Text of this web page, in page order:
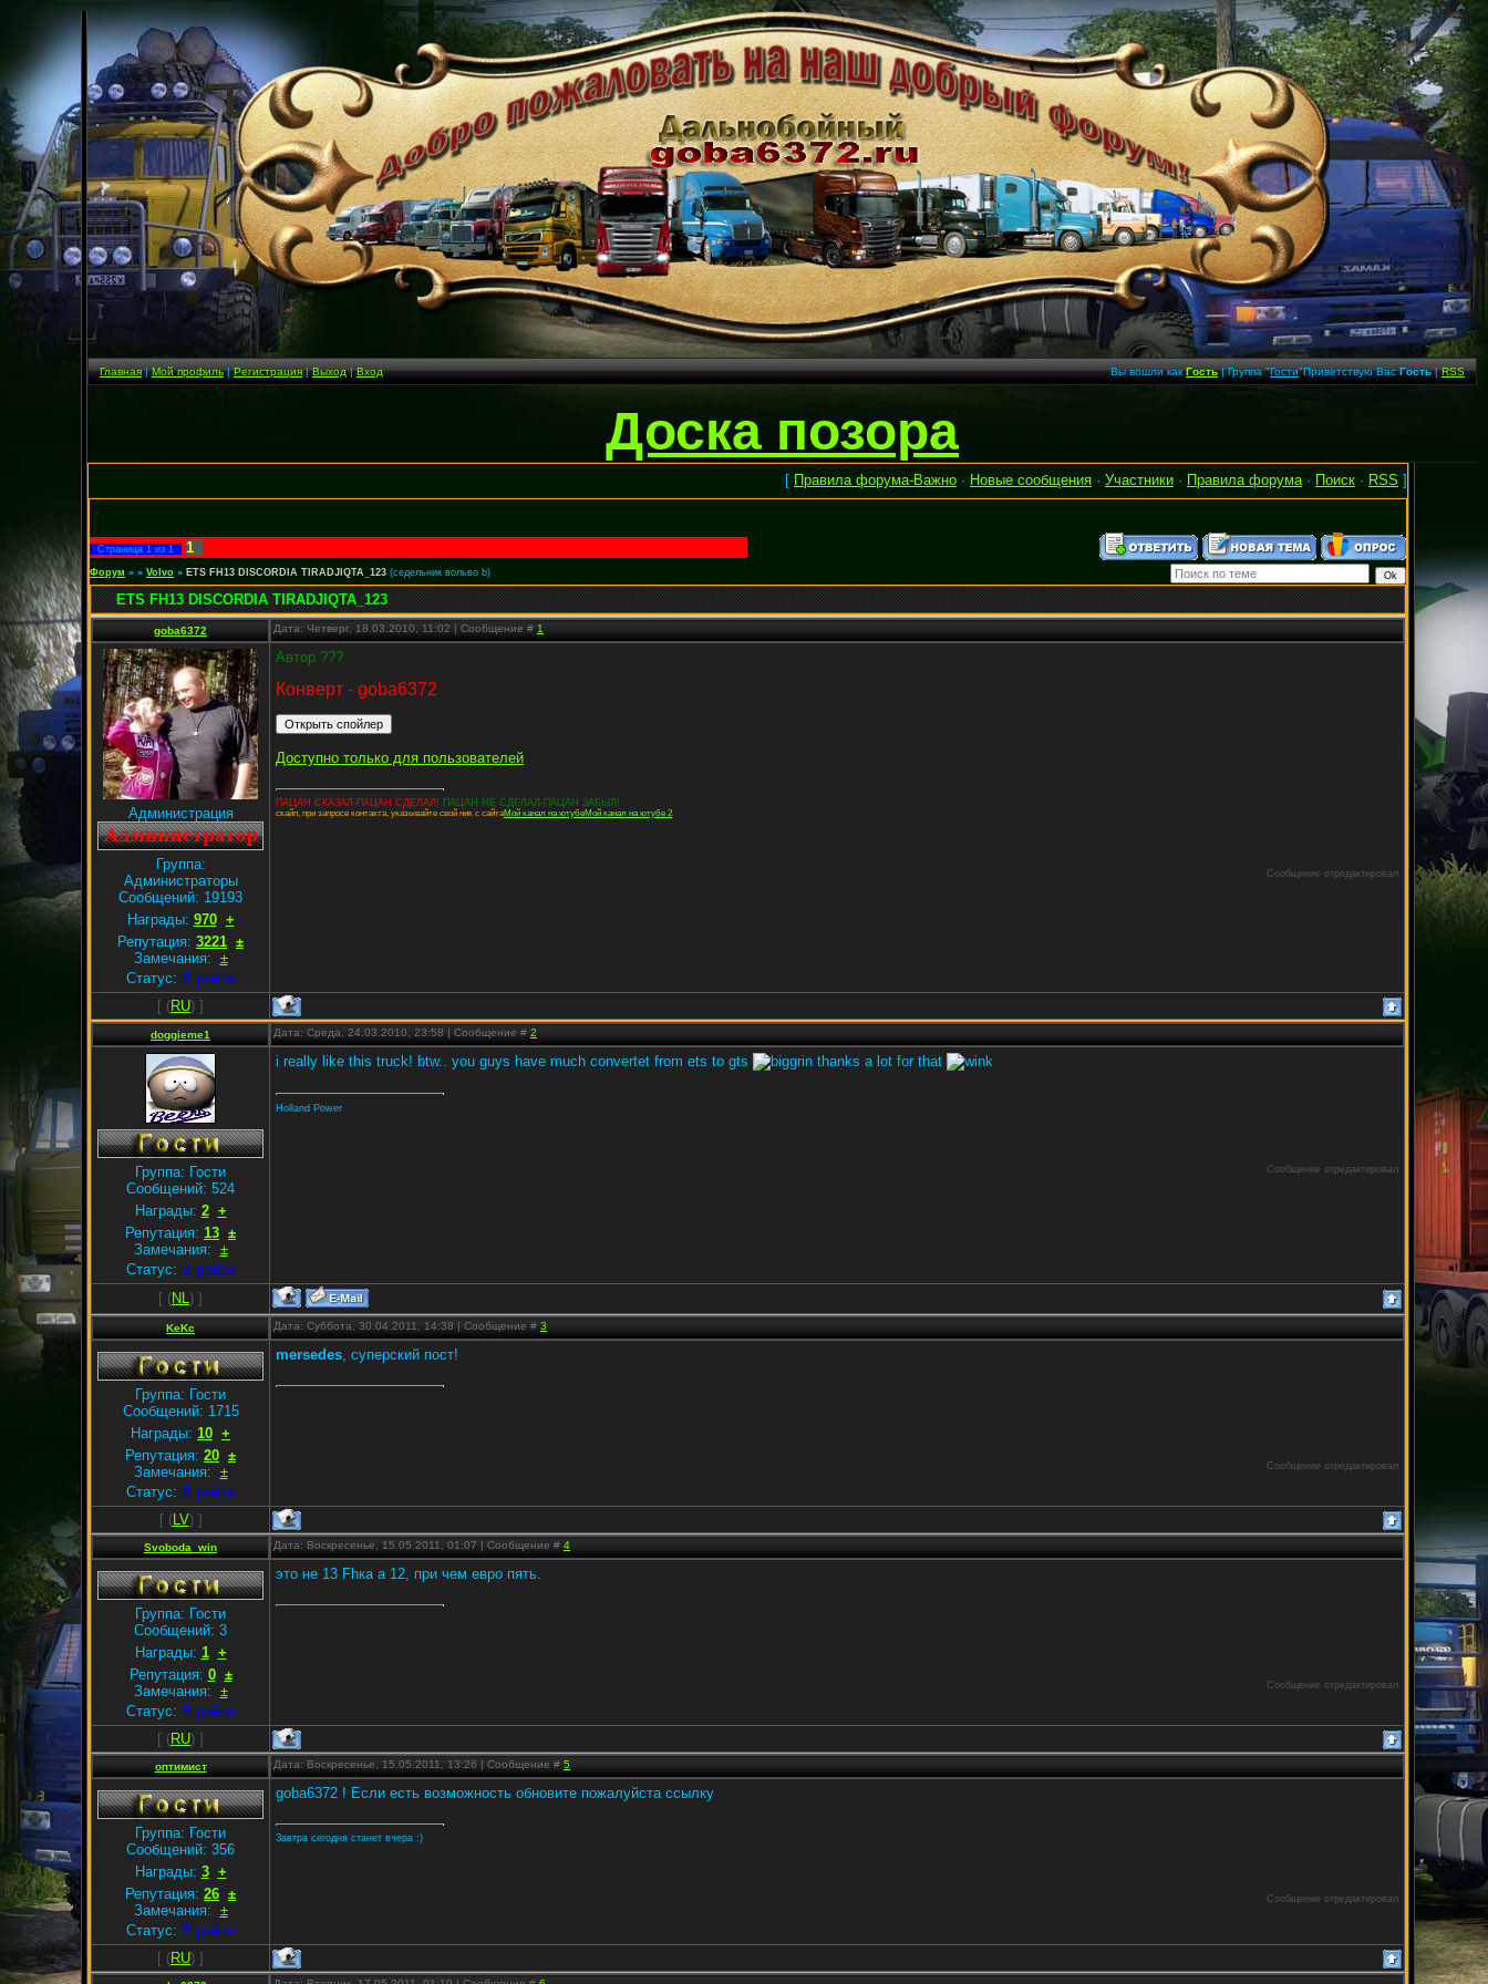
Главная|Мой профиль|Регистрация|Выход|Вход Вы вошли какГость| Группа "Гости"Приветствую ВасГость|RSS
Доска позора
[ Правила форума-Важно · Новые сообщения · Участники · Правила форума · Поиск · RSS ]
Страница 1 из 1 1
Форум » » Volvo » ETS FH13 DISCORDIA TIRADJIQTA_123 (седельник вольво b)
ETS FH13 DISCORDIA TIRADJIQTA_123
goba6372 Дата: Четверг, 18.03.2010, 11:02 | Сообщение # 1
Администрация
Группа:
Администраторы
Сообщений: 19193
Награды: 970 +
Репутация: 3221 ±
Замечания: ±
Статус: В рейсе
Автор ???
Конверт - goba6372
Доступно только для пользователей
ПАЦАН СКАЗАЛ-ПАЦАН СДЕЛАЛ! ПАЦАН НЕ СДЕЛАЛ-ПАЦАН ЗАБЫЛ!
скайп, при запросе контакта, указывайте свой ник с сайтаМой канал на ютубеМой канал на ютубе 2
Сообщение отредактировал
[ (RU) ]
doggieme1 Дата: Среда, 24.03.2010, 23:58 | Сообщение # 2
Группа: Гости
Сообщений: 524
Награды: 2 +
Репутация: 13 ±
Замечания: ±
Статус: В рейсе
i really like this truck! btw.. you guys have much convertet from ets to gts thanks a lot for that
Holland Power
Сообщение отредактировал
[ (NL ) ]
KeKc Дата: Суббота, 30.04.2011, 14:38 | Сообщение # 3
Группа: Гости
Сообщений: 1715
Награды: 10 +
Репутация: 20 ±
Замечания: ±
Статус: В рейсе
mersedes , суперский пост!
Сообщение отредактировал
[ (LV) ]
Svoboda_win Дата: Воскресенье, 15.05.2011, 01:07 | Сообщение # 4
Группа: Гости
Сообщений: 3
Награды: 1 +
Репутация: 0 ±
Замечания: ±
Статус: В рейсе
это не 13 Fhка а 12, при чем евро пять.
Сообщение отредактировал
[ (RU) ]
оптимист Дата: Воскресенье, 15.05.2011, 13:26 | Сообщение # 5
Группа: Гости
Сообщений: 356
Награды: 3 +
Репутация: 26 ±
Замечания: ±
Статус: В рейсе
goba6372 ! Если есть возможность обновите пожалуйста ссылку
Завтра сегодня станет вчера :)
Сообщение отредактировал
[ (RU) ]